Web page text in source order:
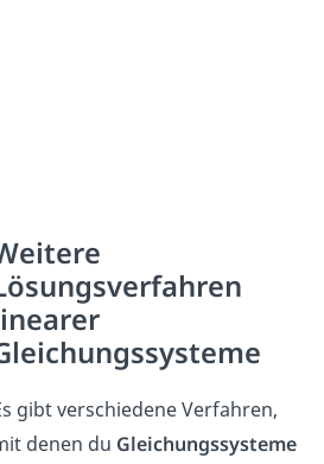
gibt verschiedene Verfahren,
denen du Gleichungssysteme